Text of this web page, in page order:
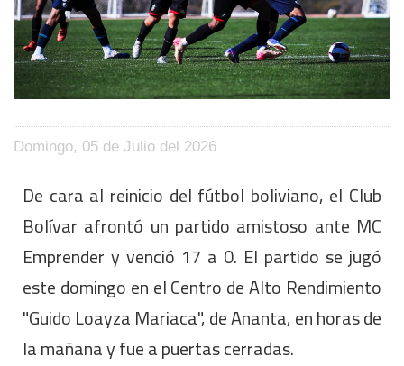
Domingo, 05 de Julio del 2026
De cara al reinicio del fútbol boliviano, el Club
Bolívar afrontó un partido amistoso ante MC
Emprender y venció 17 a 0. El partido se jugó
este domingo en el Centro de Alto Rendimiento
"Guido Loayza Mariaca", de Ananta, en horas de
la mañana y fue a puertas cerradas.